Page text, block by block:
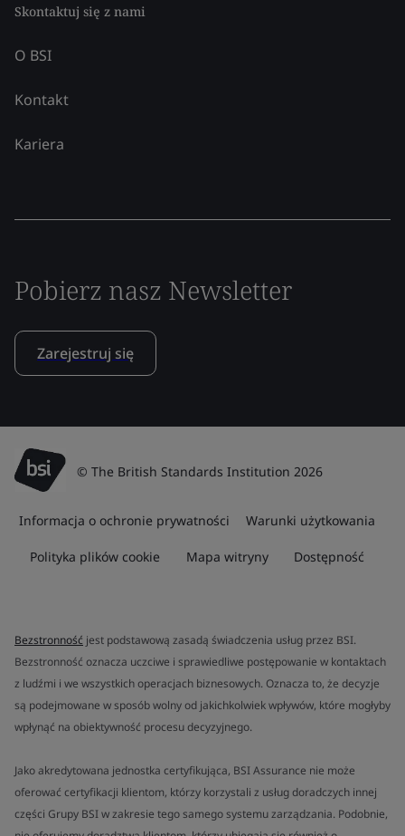
Skontaktuj się z nami
O BSI
Kontakt
Kariera
Pobierz nasz Newsletter
Zarejestruj się
© The British Standards Institution 2026
Informacja o ochronie prywatności Warunki użytkowania
Polityka plików cookie Mapa witryny Dostępność
Bezstronność jest podstawową zasadą świadczenia usług przez BSI.
Bezstronność oznacza uczciwe i sprawiedliwe postępowanie w kontaktach
z ludźmi i we wszystkich operacjach biznesowych. Oznacza to, że decyzje
są podejmowane w sposób wolny od jakichkolwiek wpływów, które mogłyby
wpłynąć na obiektywność procesu decyzyjnego.
Jako akredytowana jednostka certyfikująca, BSI Assurance nie może
oferować certyfikacji klientom, którzy korzystali z usług doradczych innej
części Grupy BSI w zakresie tego samego systemu zarządzania. Podobnie,